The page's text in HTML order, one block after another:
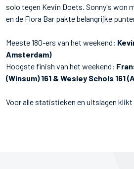
solo tegen Kevin Doets. Sonny's won
en de Flora Bar pakte belangrijke
Meeste 180-ers van het weekend:
Amsterdam)
Hoogste finish van het weekend:
(Winsum) 161 & Wesley Schols 161
Voor alle statistieken en uitslagen klikt